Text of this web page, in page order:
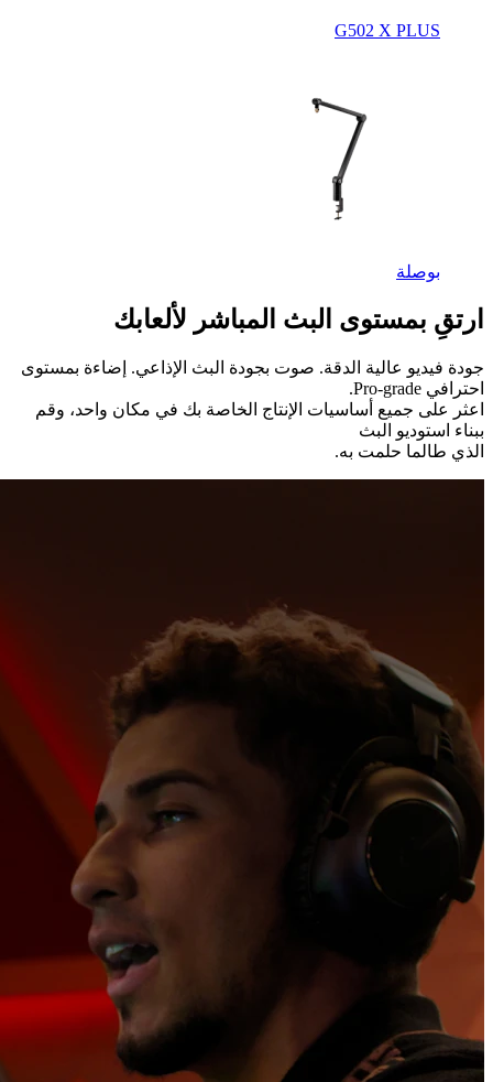
بوصلة
ارتقِ بمستوى البث المباشر لألعابك
جودة فيديو عالية الدقة. صوت بجودة البث الإذاعي. إضاءة بمستوى
احترافي Pro-grade.
اعثر على جميع أساسيات الإنتاج الخاصة بك في مكان واحد، وقم
ببناء استوديو البث
الذي طالما حلمت به.